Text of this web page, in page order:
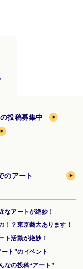
投稿募集中
のアート
なアートが絶妙！
！？東京藝大あります！
ト活動が絶妙！
ート”のイベント
なの投稿“アート”